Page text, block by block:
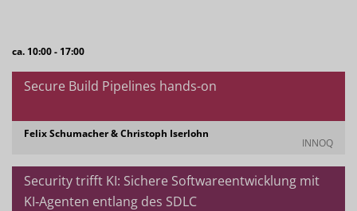
ca. 10:00 - 17:00
Secure Build Pipelines hands-on
Felix Schumacher & Christoph Iserlohn
INNOQ
Security trifft KI: Sichere Softwareentwicklung mit
KI‑Agenten entlang des SDLC